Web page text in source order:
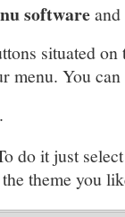
software
situated
menu. You
do it just
theme you